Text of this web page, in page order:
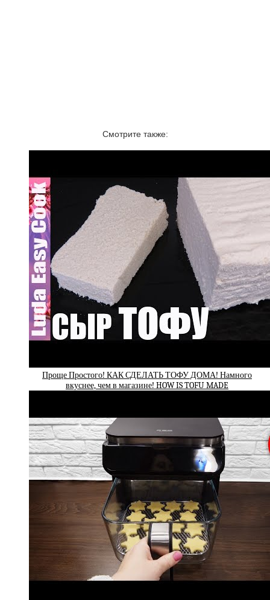
Смотрите также:
Проще Простого! КАК СДЕЛАТЬ ТОФУ ДОМА! Намного
вкуснее, чем в магазине! HOW IS TOFU MADE